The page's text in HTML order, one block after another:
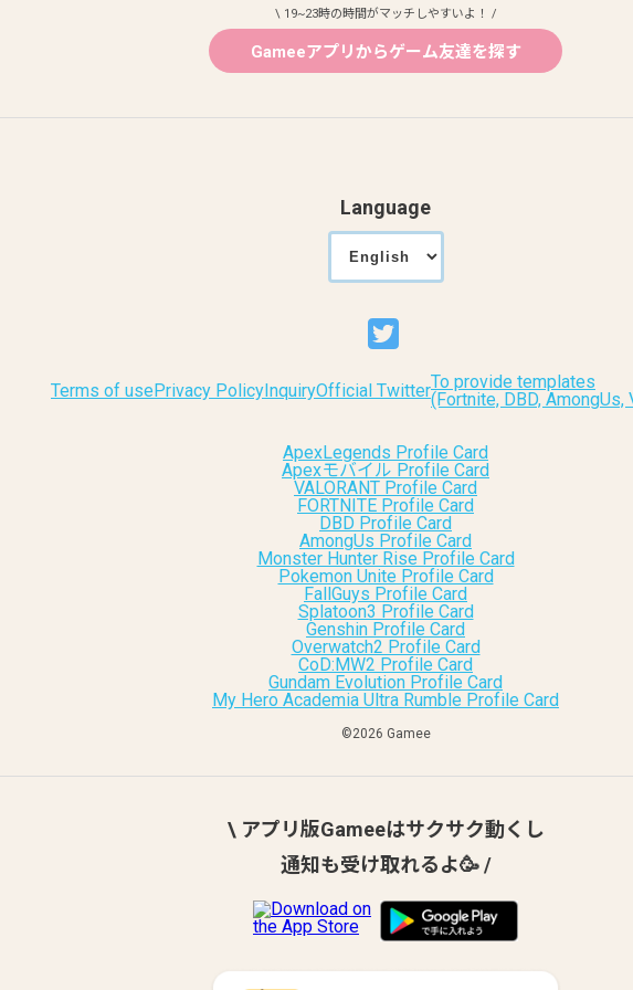
\ 19~23時の時間がマッチしやすいよ！ /
Gameeアプリからゲーム友達を探す
Language
Terms of usePrivacy Policy InquiryOfficial TwitterTo provide templates
(Fortnite, DBD, AmongUs,
ApexLegends Profile Card
Apexモバイル Profile Card
VALORANT Profile Card
FORTNITE Profile Card
DBD Profile Card
AmongUs Profile Card
Monster Hunter Rise Profile Card
Pokemon Unite Profile Card
FallGuys Profile Card
Splatoon3 Profile Card
Genshin Profile Card
Overwatch2 Profile Card
CoD:MW2 Profile Card
Gundam Evolution Profile Card
My Hero Academia Ultra Rumble Profile Card
©︎2026 Gamee
\ アプリ版Gameeはサクサク動くし
通知も受け取れるよ🥳 /